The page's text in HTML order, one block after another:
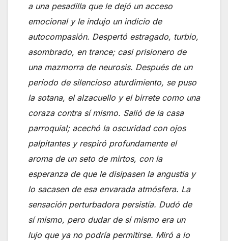
a una pesadilla que le dejó un acceso
emocional y le indujo un indicio de
autocompasión. Despertó estragado, turbio,
asombrado, en trance; casi prisionero de
una mazmorra de neurosis. Después de un
período de silencioso aturdimiento, se puso
la sotana, el alzacuello y el birrete como una
coraza contra sí mismo. Salió de la casa
parroquial; acechó la oscuridad con ojos
palpitantes y respiró profundamente el
aroma de un seto de mirtos, con la
esperanza de que le disipasen la angustia y
lo sacasen de esa envarada atmósfera. La
sensación perturbadora persistía. Dudó de
sí mismo, pero dudar de sí mismo era un
lujo que ya no podría permitirse. Miró a lo